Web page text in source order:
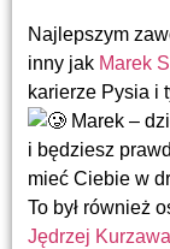
Najlepszym
inny jak Marek
karierze Pysia i
Marek –
i będziesz
mieć Ciebie w
To był również
Jędrzej Kurzawa